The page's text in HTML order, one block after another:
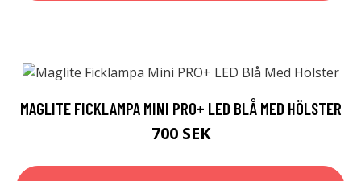
MAGLITE FICKLAMPA MINI PRO+ LED BLÅ MED HÖLSTER
700 SEK